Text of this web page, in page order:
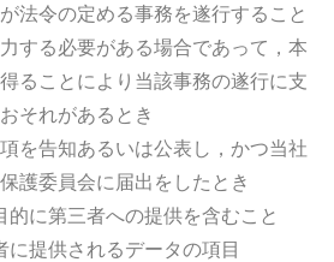
法令の定める事務を遂行すること
する必要がある場合であって，本
ることにより当該事務の遂行に支
それがあるとき
を告知あるいは公表し，かつ当社
護委員会に届出をしたとき
的に第三者への提供を含むこと
に提供されるデータの項目